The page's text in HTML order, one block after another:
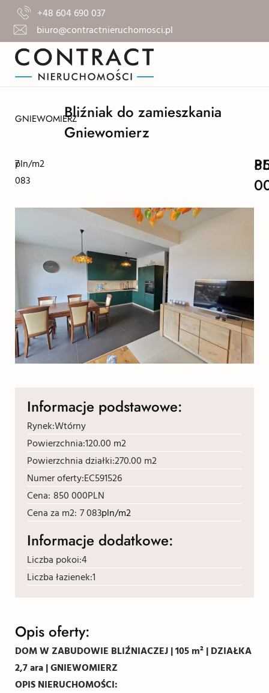
+48 604 690 037
biuro@contractnieruchomosci.pl
GNIEWOMIERZBliźniak do zamieszkania
Gniewomierz
7
083
pln/m2
Opis oferty:
DOM W ZABUDOWIE BLIŹNIACZEJ | 105 m² | DZIAŁKA
2,7 ara | GNIEWOMIERZ
OPIS NIERUCHOMOŚCI:
Informacje podstawowe:
Rynek:Wtórny
Powierzchnia:120.00 m2
Powierzchnia działki:270.00 m2
Numer oferty:EC591526
Cena: 850 000PLN
Cena za m2: 7 083pln/m2
Informacje dodatkowe:
Liczba pokoi:4
Liczba łazienek:1